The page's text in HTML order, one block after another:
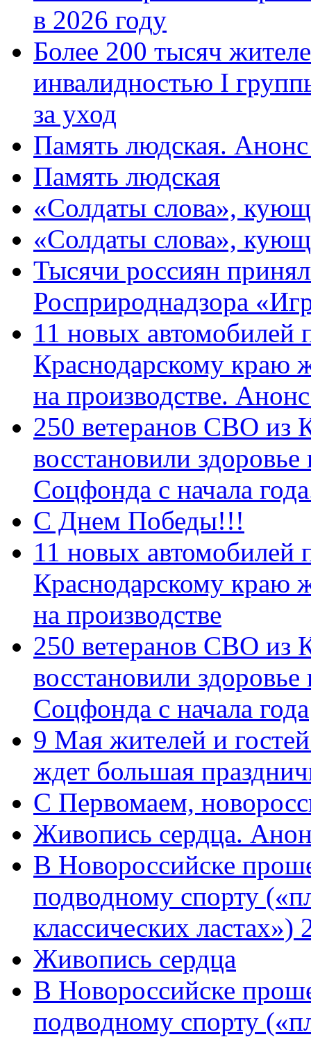
в 2026 году
Более 200 тысяч
инвалидностью I
за уход
Память людская.
Память людская
«Солдаты слова»,
«Солдаты слова»,
Тысячи россиян
Росприроднадзора
11 новых автомобилей
Краснодарскому краю
на производстве.
250 ветеранов СВО из
восстановили
Соцфонда с начала
С Днем Победы!!!
11 новых автомобилей
Краснодарскому краю
на производстве
250 ветеранов СВО из
восстановили
Соцфонда с начала года
9 Мая жителей и
ждет большая
C Первомаем,
Живопись сердца.
В Новороссийске
подводному спорту
классических
Живопись сердца
В Новороссийске
подводному спорту